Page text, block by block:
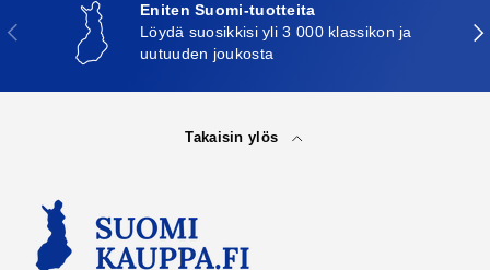
Edellinen
Eniten Suomi-tuotteita
Löydä suosikkisi yli 3 000 klassikon ja
uutuuden joukosta
Takaisin ylös